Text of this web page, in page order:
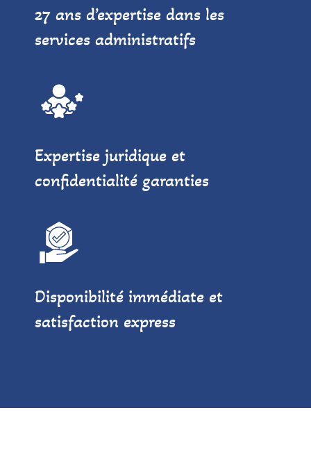
27 ans d’expertise dans les
services administratifs
Expertise juridique et
confidentialité garanties
Disponibilité immédiate et
satisfaction express